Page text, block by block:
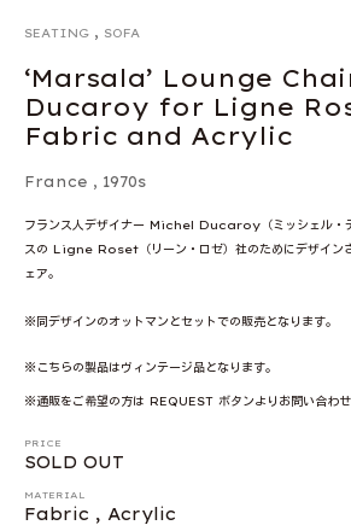
SEATING , SOFA
‘Marsala’ Lounge
Ducaroy for Ligne
Fabric and Acrylic
France , 1970s
フランス人デザイナー Michel Ducaroy（ミッシェル・
スの Ligne Roset（リーン・ロゼ）社のためにデザイ
ェア。
※同デザインのオットマンとセットでの販売となります。
※こちらの製品はヴィンテージ品となります。
※通販をご希望の方は REQUEST ボタンよりお問い合わ
PRICE
SOLD OUT
MATERIAL
Fabric , Acrylic